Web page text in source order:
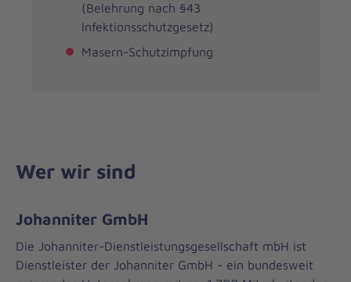
(Belehrung nach §43
Infektionsschutzgesetz)
Masern-Schutzimpfung
Wer wir sind
Johanniter GmbH
Die Johanniter-Dienstleistungsgesellschaft mbH ist
Dienstleister der Johanniter GmbH - ein bundesweit